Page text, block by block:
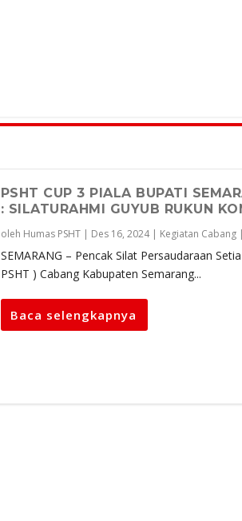
PSHT CUP 3 PIALA BUPATI
: SILATURAHMI GUYUB RUKUN
oleh Humas PSHT| Des 16, 2024| Kegiatan Cabang|
SEMARANG – Pencak Silat Persaudaraan
PSHT ) Cabang Kabupaten Semarang...
Baca selengkapnya